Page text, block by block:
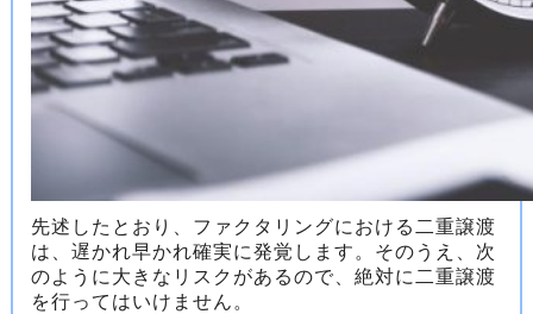
先述したとおり、ファクタリングにおける二重譲渡
は、遅かれ早かれ確実に発覚します。そのうえ、次
のように大きなリスクがあるので、絶対に二重譲渡
を行ってはいけません。